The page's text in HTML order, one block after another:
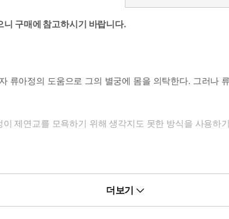
니 구매에 참고하시기 바랍니다.
류아정의 도움으로 그의 별궁에 몸을 의탁한다. 그러나
제연교를 모욕하기 위해 생각지도 못한 방식을 사용하
더보기